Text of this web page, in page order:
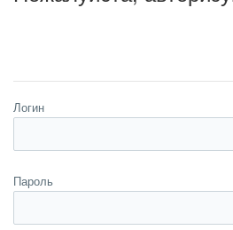
Логин
Пароль